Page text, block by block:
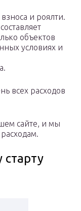
и роялти.
объектов
условиях и
всех расходов
сайте, и мы